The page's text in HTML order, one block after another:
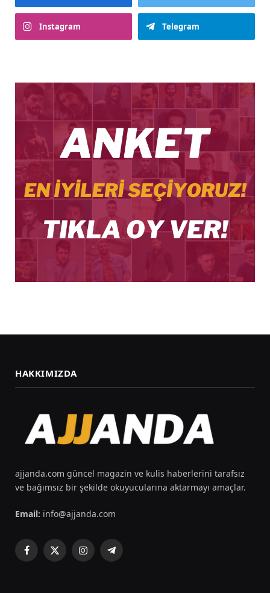
Instagram Telegram
HAKKIMIZDA
ajjanda.com güncel magazin ve kulis haberlerini tarafsız
ve bağımsız bir şekilde okuyucularına aktarmayı amaçlar.
Email: info@ajjanda.com
Facebook
X
InstagramTelegram